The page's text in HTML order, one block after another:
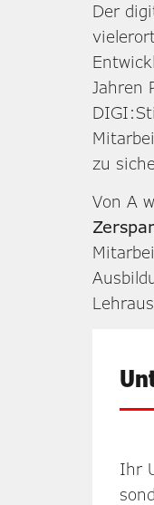
Der
Jahren
zu
Von A
Ihr